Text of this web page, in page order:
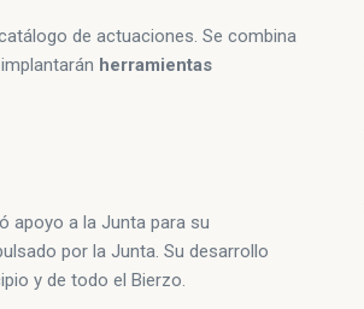
de actuaciones. Se combina
herramientas
apoyo a la Junta para su
por la Junta. Su desarrollo
y de todo el Bierzo.